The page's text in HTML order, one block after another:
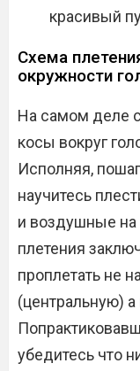
красивый
Схема
окружности
На самом деле
косы вокруг
Исполняя,
научитесь
и воздушные на
плетения
проплетать не
(центральную)
убедитесь что